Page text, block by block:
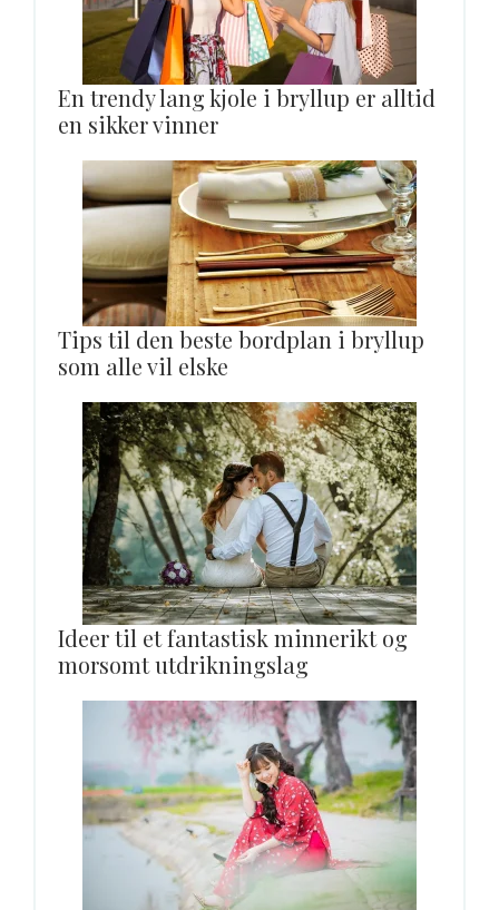
En trendy lang kjole i bryllup er alltid
en sikker vinner
Tips til den beste bordplan i bryllup
som alle vil elske
Ideer til et fantastisk minnerikt og
morsomt utdrikningslag